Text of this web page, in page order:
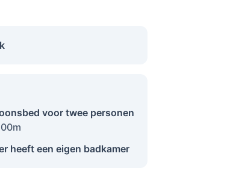
voor twee personen
heeft een eigen badkamer